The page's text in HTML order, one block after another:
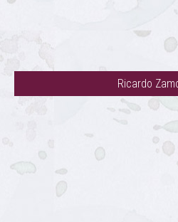
Ricardo